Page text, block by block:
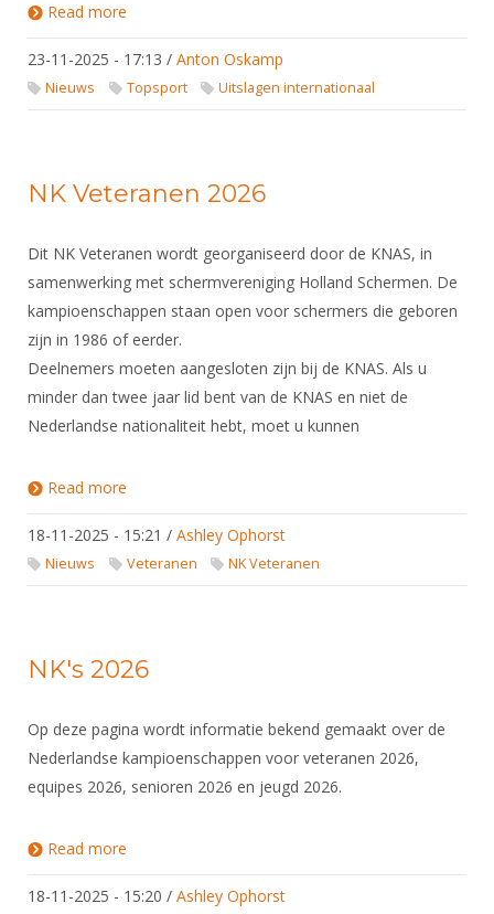
Read more
23-11-2025 - 17:13 / Anton Oskamp
Nieuws Topsport Uitslagen internationaal
NK Veteranen 2026
Dit NK Veteranen wordt georganiseerd door de KNAS, in
samenwerking met schermvereniging Holland Schermen. De
kampioenschappen staan open voor schermers die geboren
zijn in 1986 of eerder.
Deelnemers moeten aangesloten zijn bij de KNAS. Als u
minder dan twee jaar lid bent van de KNAS en niet de
Nederlandse nationaliteit hebt, moet u kunnen
Read more
18-11-2025 - 15:21 / Ashley Ophorst
Nieuws Veteranen NK Veteranen
NK's 2026
Op deze pagina wordt informatie bekend gemaakt over de
Nederlandse kampioenschappen voor veteranen 2026,
equipes 2026, senioren 2026 en jeugd 2026.
Read more
18-11-2025 - 15:20 / Ashley Ophorst